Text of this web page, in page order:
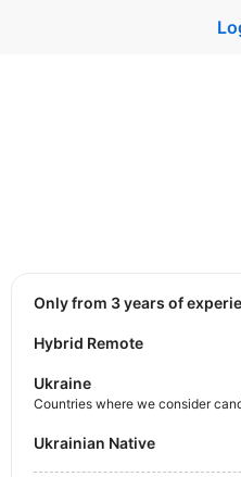
Only from 3 years of
Hybrid Remote
Ukraine
Countries where we consider
Ukrainian Native